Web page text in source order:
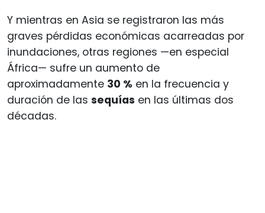
Y mientras en Asia se registraron las más
graves pérdidas económicas acarreadas por
inundaciones, otras regiones —en especial
África— sufre un aumento de
aproximadamente 30 % en la frecuencia y
duración de las sequías en las últimas dos
décadas.